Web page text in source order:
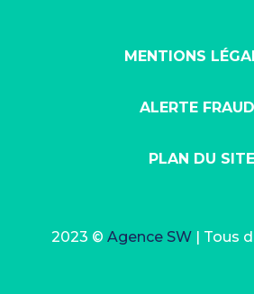
MENTIONS
ALERTE
PLAN DU SITE
2023 © Agence SW| Tous